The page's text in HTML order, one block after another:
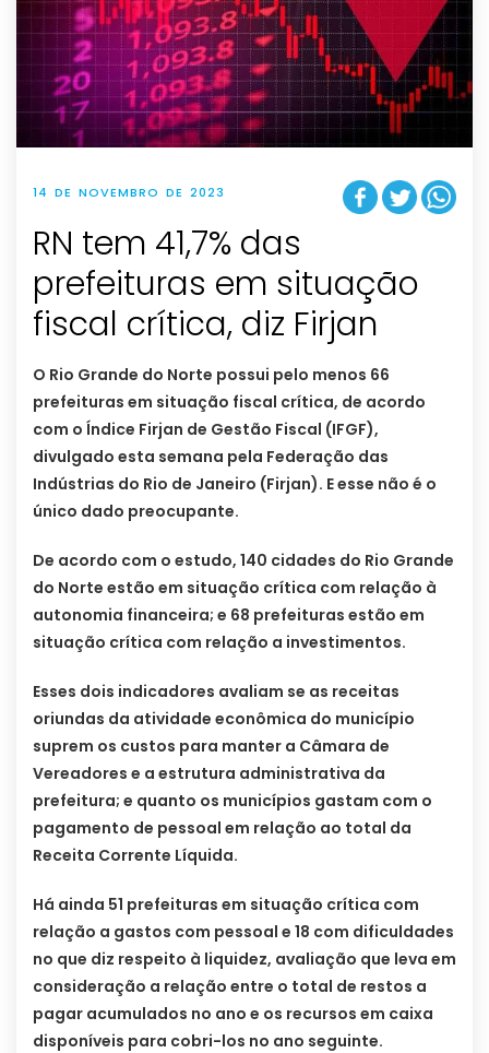
14 DE NOVEMBRO DE 2023
RN tem 41,7% das
prefeituras em situação
fiscal crítica, diz Firjan
O Rio Grande do Norte possui pelo menos 66
prefeituras em situação fiscal crítica, de acordo
com o Índice Firjan de Gestão Fiscal (IFGF),
divulgado esta semana pela Federação das
Indústrias do Rio de Janeiro (Firjan). E esse não é o
único dado preocupante.
De acordo com o estudo, 140 cidades do Rio Grande
do Norte estão em situação crítica com relação à
autonomia financeira; e 68 prefeituras estão em
situação crítica com relação a investimentos.
Esses dois indicadores avaliam se as receitas
oriundas da atividade econômica do município
suprem os custos para manter a Câmara de
Vereadores e a estrutura administrativa da
prefeitura; e quanto os municípios gastam com o
pagamento de pessoal em relação ao total da
Receita Corrente Líquida.
Há ainda 51 prefeituras em situação crítica com
relação a gastos com pessoal e 18 com dificuldades
no que diz respeito à liquidez, avaliação que leva em
consideração a relação entre o total de restos a
pagar acumulados no ano e os recursos em caixa
disponíveis para cobri-los no ano seguinte.